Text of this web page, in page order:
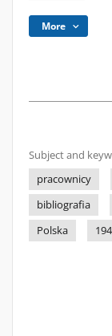
More
Subject and
pracownicy
bibliografia
Polska